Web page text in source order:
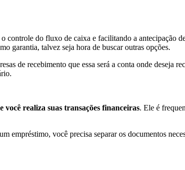
controle do fluxo de caixa e facilitando a antecipação
garantia, talvez seja hora de buscar outras opções.
de recebimento que essa será a conta onde deseja
você realiza suas transações financeiras. Ele é
empréstimo, você precisa separar os documentos